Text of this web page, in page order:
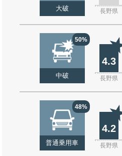
大破 長野県
50%
中破
4.3
長野県
48%
普通乗用車
4.2
長野県